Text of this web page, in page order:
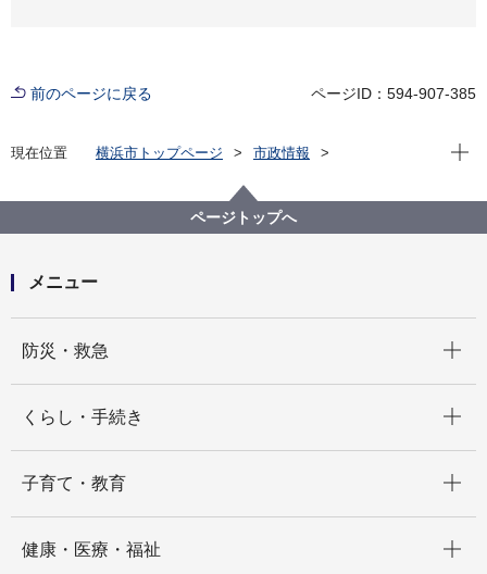
前のページに戻る ページID：594-907-385
現在位置 横浜市トップページ
市政情報
女性の健康づくりをもっと楽しく、もっと身近に 新
規事業「はまエル」を始動します
現在
ページトップへ
メニュー
防災・救急
くらし・手続き
子育て・教育
健康・医療・福祉